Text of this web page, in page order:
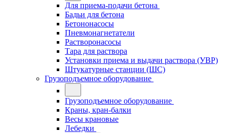
Для приема-подачи бетона
Бадьи для бетона
Бетононасосы
Пневмонагнетатели
Растворонасосы
Тара для раствора
Установки приема и выдачи раствора (УВР)
Штукатурные станции (ШС)
Грузоподъемное оборудование
Грузоподъемное оборудование
Краны, кран-балки
Весы крановые
Лебедки